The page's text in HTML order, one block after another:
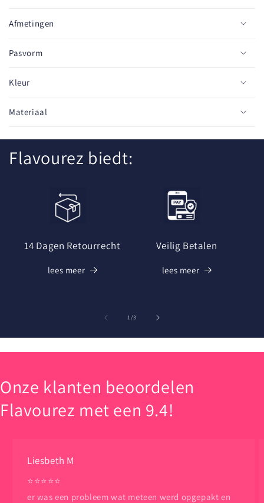
a
e
o
t
n
t
Afmetingen
Pasvorm
Kleur
Materiaal
Flavourez biedt:
14 Dagen Retourrecht
lees meer
Veilig Betalen
lees meer
1/van
3
Onze klanten beoordelen
Flavourez met een 9.4!
Liesbeth M
⭐️⭐️⭐️⭐️⭐️
er was een probleem wat meteen werd opgepakt en